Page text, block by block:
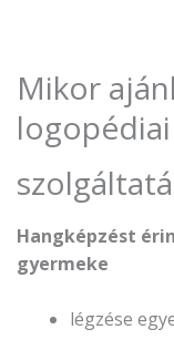
Mikor
Hangképzést
gyermeke
légzése